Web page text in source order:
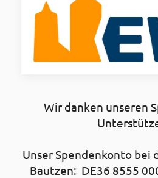
Wir danken unseren
Unser Spendenkonto bei
Bautzen: DE36 8555